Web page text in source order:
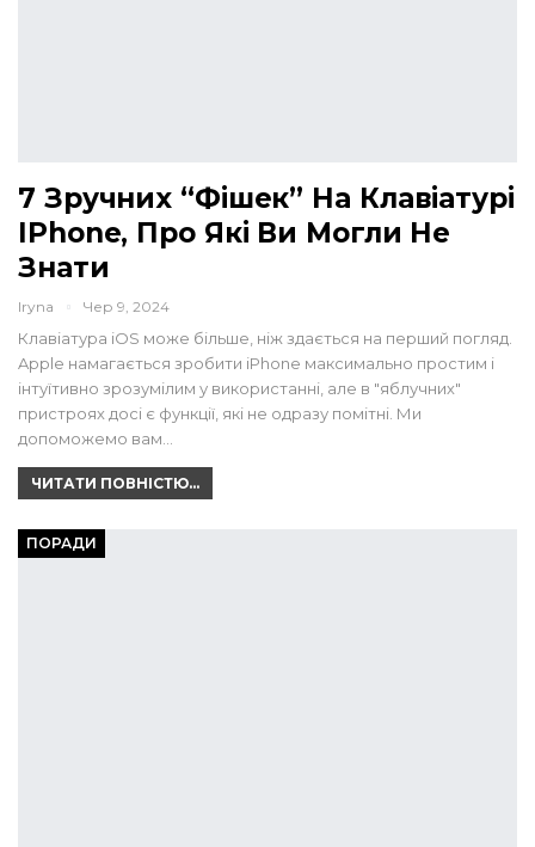
7 Зручних “фішек” На Клавіатурі
IPhone, Про Які Ви Могли Не
Знати
Iryna Чер 9, 2024
Клавіатура iOS може більше, ніж здається на перший погляд.
Apple намагається зробити iPhоne максимально простим і
інтуїтивно зрозумілим у використанні, але в "яблучних"
пристроях досі є функції, які не одразу помітні. Ми
допоможемо вам…
ЧИТАТИ ПОВНІСТЮ...
ПОРАДИ